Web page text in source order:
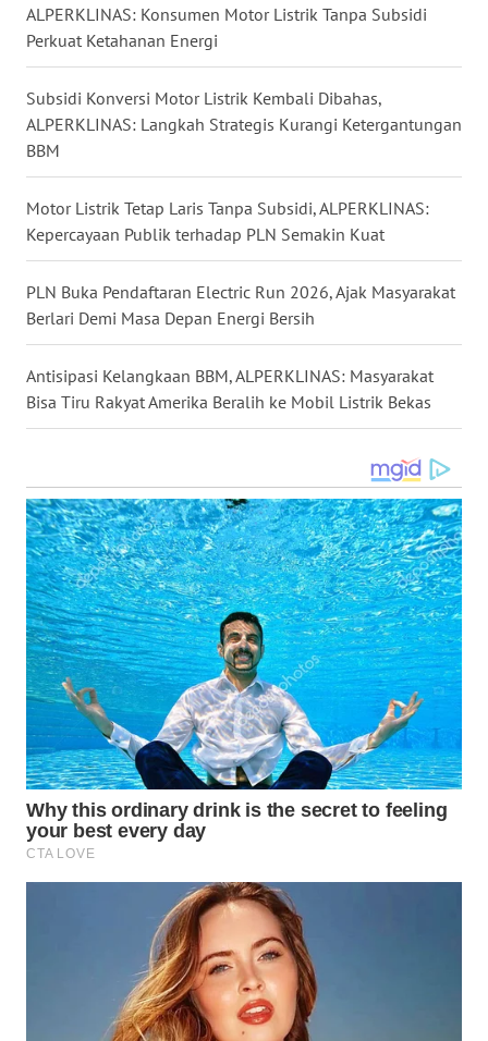
ALPERKLINAS: Konsumen Motor Listrik Tanpa Subsidi
Perkuat Ketahanan Energi
Subsidi Konversi Motor Listrik Kembali Dibahas,
ALPERKLINAS: Langkah Strategis Kurangi Ketergantungan
BBM
Motor Listrik Tetap Laris Tanpa Subsidi, ALPERKLINAS:
Kepercayaan Publik terhadap PLN Semakin Kuat
PLN Buka Pendaftaran Electric Run 2026, Ajak Masyarakat
Berlari Demi Masa Depan Energi Bersih
Antisipasi Kelangkaan BBM, ALPERKLINAS: Masyarakat
Bisa Tiru Rakyat Amerika Beralih ke Mobil Listrik Bekas
WN
DANAU
TOBA
WN
NIAS
WN
LANGKAT
WN
TAPANULI
WN
TANJUNG
WN
KARO
WN
SIMALUNGUN
WN
LABUHANBATU
WN
TAPANULI
TENGAH
WN DELI
SERDANG